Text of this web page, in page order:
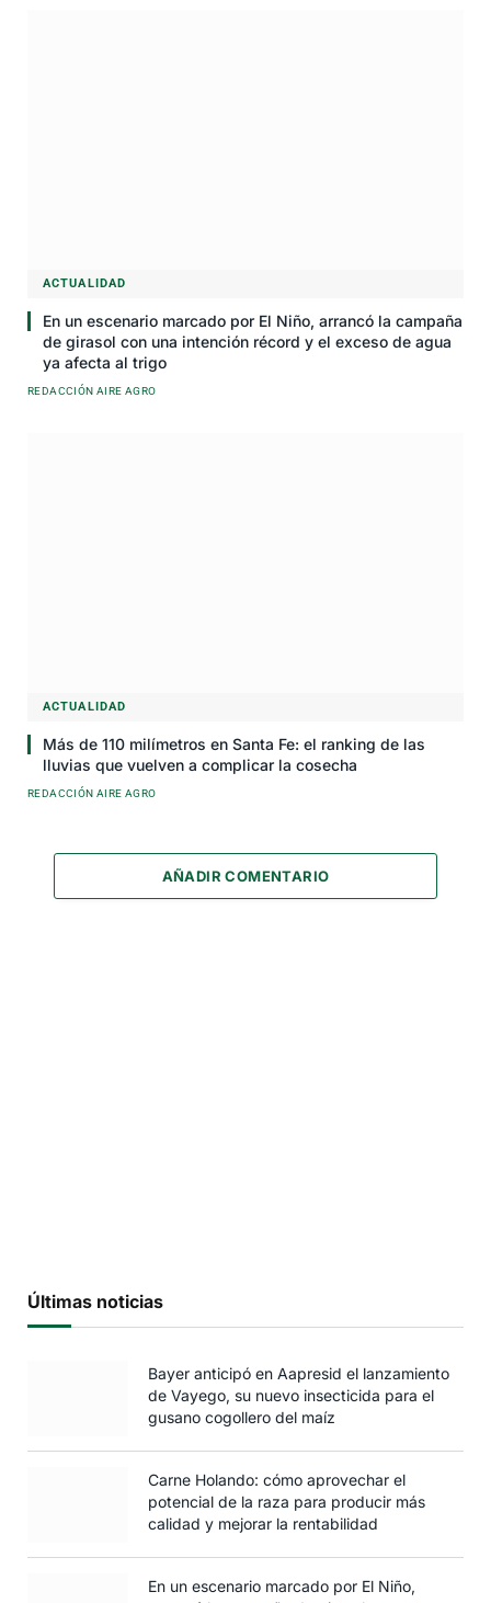
ACTUALIDAD
En un escenario marcado por El Niño, arrancó la campaña
de girasol con una intención récord y el exceso de agua
ya afecta al trigo
REDACCIÓN AIRE AGRO
ACTUALIDAD
Más de 110 milímetros en Santa Fe: el ranking de las
lluvias que vuelven a complicar la cosecha
REDACCIÓN AIRE AGRO
AÑADIR COMENTARIO
Últimas noticias
Bayer anticipó en Aapresid el lanzamiento
de Vayego, su nuevo insecticida para el
gusano cogollero del maíz
Carne Holando: cómo aprovechar el
potencial de la raza para producir más
calidad y mejorar la rentabilidad
En un escenario marcado por El Niño,